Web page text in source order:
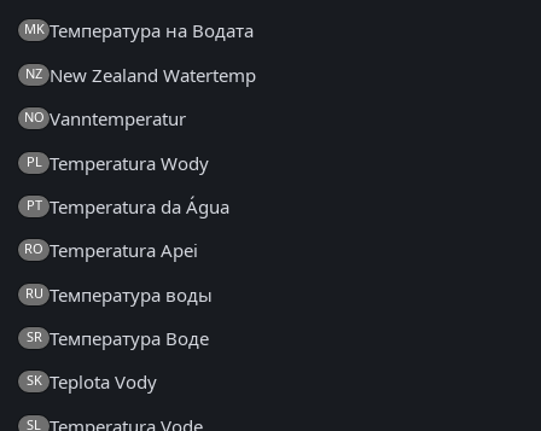
MK Температура на Водата
NZ New Zealand Watertemp
NO Vanntemperatur
PL Temperatura Wody
PT Temperatura da Água
RO Temperatura Apei
RU Температура воды
SR Температура Воде
SK Teplota Vody
SL Temperatura Vode